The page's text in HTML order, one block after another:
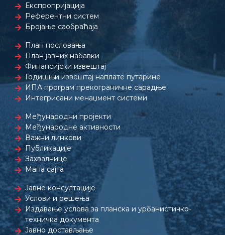
Експропријација
Референтни систем
Бројање саобраћаја
План пословања
План јавних набавки
Финансијски извештај
Годишњи извештај наплате путарине
ИПА програм прекограничне сарадње
Интегрисани менаџмент системи
Међународни пројекти
Међународне активности
Важни линкови
Публикације
Захвалнице
Мапа сајта
Јавне консултације
Услови и решења
Издавање услова за планска и урбанистичко-
техничка документа
Јавно достављање